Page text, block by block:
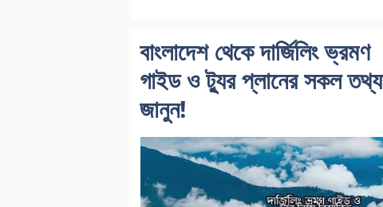
বাংলাদেশ থেকে দার্জিলিং ভ্রমণ
গাইড ও ট্যুর প্লানের সকল তথ্য
জানুন!